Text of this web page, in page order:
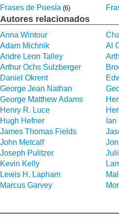
Frases de Poesía (6)
Autores relacionados
Anna Wintour
Adam Michnik
Al
Andre Leon Talley
Arthur Ochs Sulzberger
Daniel Okrent
George Jean Nathan
George Matthew Adams
Henry R. Luce
Hugh Hefner
James Thomas Fields
John Metcalf
Joseph Pulitzer
Kevin Kelly
Lewis H. Lapham
Marcus Garvey